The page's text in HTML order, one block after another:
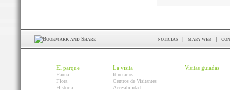
noticias | mapa web |
El parque
Fauna
Flora
Historia
La visita
Itinerarios
Centros de Visitantes
Accesibilidad
Visitas guiadas